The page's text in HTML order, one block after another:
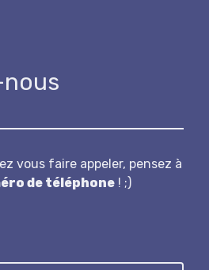
vous faire appeler, pensez à
de téléphone ! ;)